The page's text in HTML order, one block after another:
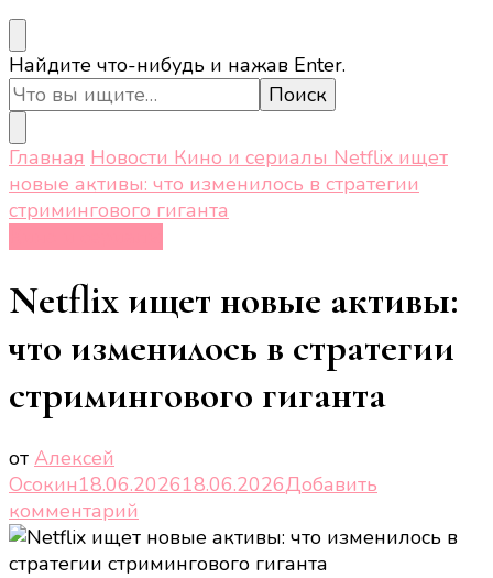
Ищите
что-
то?
Найдите что-нибудь и нажав Enter.
Главная Новости Кино и сериалы Netflix ищет
новые активы: что изменилось в стратегии
стримингового гиганта
Netflix ищет новые активы:
что изменилось в стратегии
стримингового гиганта
от Алексей
Осокин18.06.202618.06.2026Добавить
комментарий
записи
Netflix